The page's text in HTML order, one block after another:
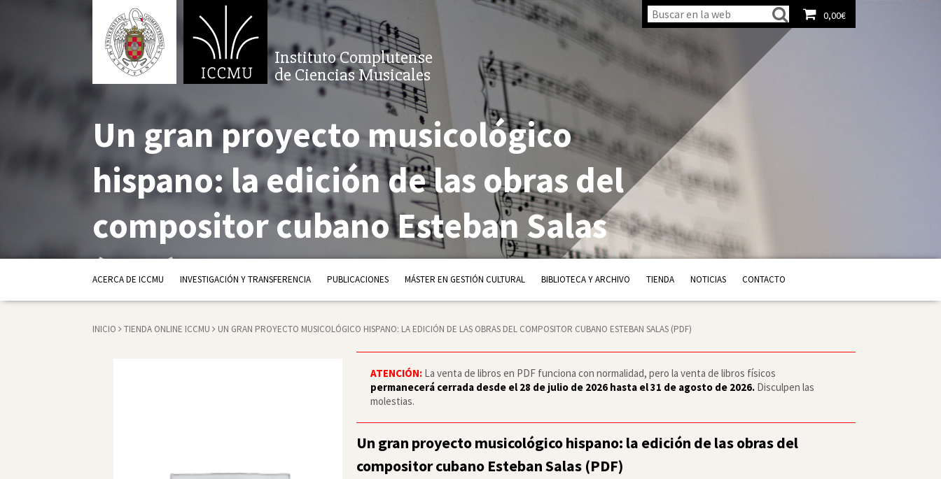
Instituto Complutense
de Ciencias Musicales
0,00€
Un gran proyecto musicológico
hispano: la edición de las obras del
compositor cubano Esteban Salas
(PDF)
ACERCA DE ICCMU INVESTIGACIÓN Y TRANSFERENCIA PUBLICACIONES MÁSTER EN GESTIÓN CULTURAL BIBLIOTECA Y ARCHIVO TIENDA NOTICIAS CONTACTO
INICIO TIENDA ONLINE ICCMU UN GRAN PROYECTO MUSICOLÓGICO HISPANO: LA EDICIÓN DE LAS OBRAS DEL COMPOSITOR CUBANO ESTEBAN SALAS (PDF)
ATENCIÓN: La venta de libros en PDF funciona con normalidad, pero la venta de libros físicos
permanecerá cerrada desde el 28 de julio de 2026 hasta el 31 de agosto de 2026.Disculpen las
molestias.
Un gran proyecto musicológico hispano: la edición de las obras del
compositor cubano Esteban Salas (PDF)